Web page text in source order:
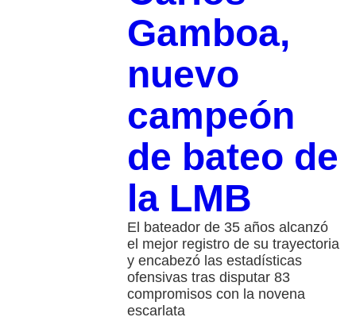
Gamboa,
nuevo
campeón
de bateo de
la LMB
El bateador de 35 años alcanzó
el mejor registro de su trayectoria
y encabezó las estadísticas
ofensivas tras disputar 83
compromisos con la novena
escarlata